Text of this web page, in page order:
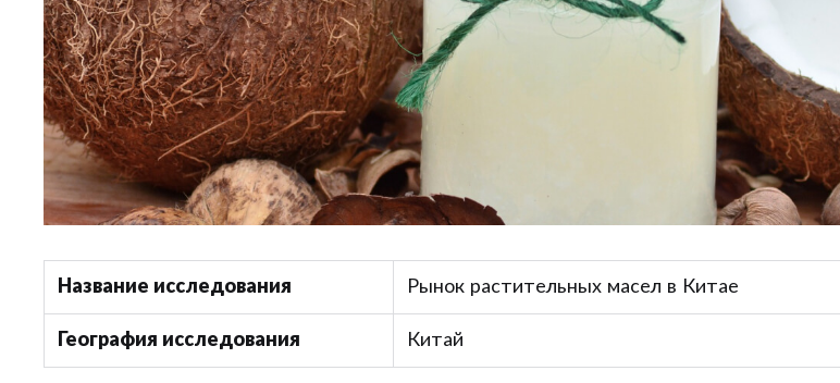
Название исследования Рынок растительных масел в Китае
География исследования Китай